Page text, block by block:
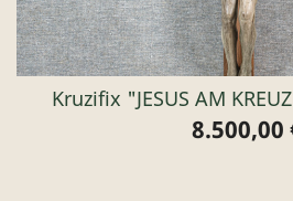
Kruzifix "JESUS AM
Preis
8.500,00